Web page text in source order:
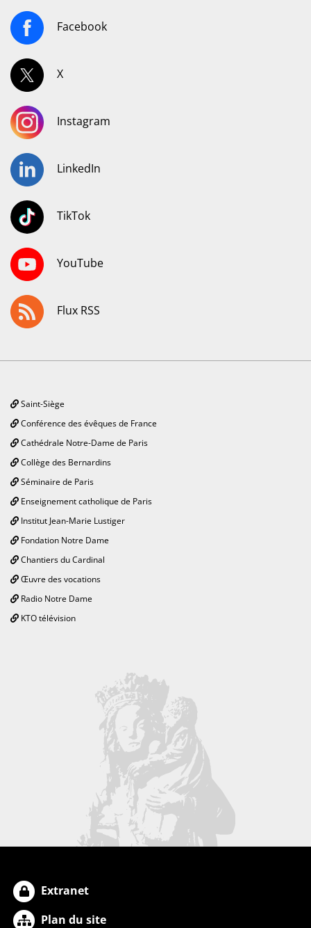
Facebook
X
Instagram
LinkedIn
TikTok
YouTube
Flux RSS
Saint-Siège
Conférence des évêques de France
Cathédrale Notre-Dame de Paris
Collège des Bernardins
Séminaire de Paris
Enseignement catholique de Paris
Institut Jean-Marie Lustiger
Fondation Notre Dame
Chantiers du Cardinal
Œuvre des vocations
Radio Notre Dame
KTO télévision
Extranet
Plan du site